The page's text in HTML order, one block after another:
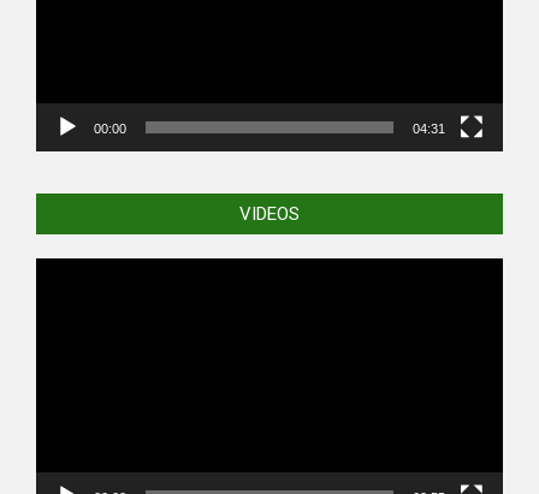
00:00 04:31
VIDEOS